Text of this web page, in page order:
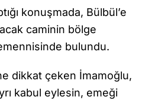
konuşmada, Bülbül’e
caminin bölge
bulundu.
dikkat çeken İmamoğlu,
kabul eylesin, emeği